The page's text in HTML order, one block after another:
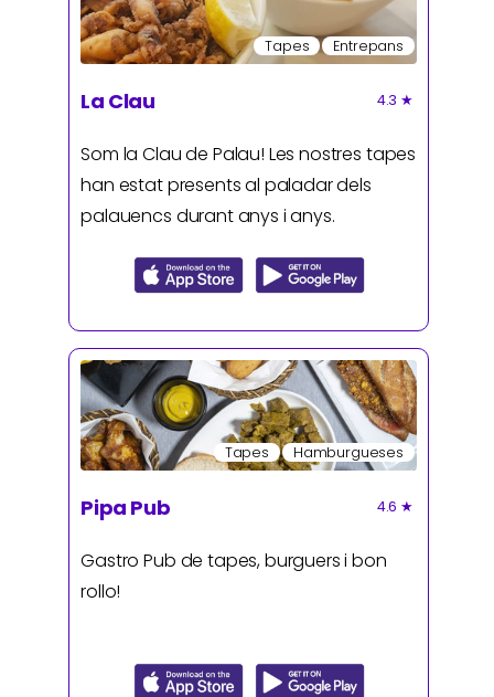
Tapes Entrepans
La Clau 4.3 ★
Som la Clau de Palau! Les nostres tapes
han estat presents al paladar dels
palauencs durant anys i anys.
Tapes Hamburgueses
Pipa Pub 4.6 ★
Gastro Pub de tapes, burguers i bon
rollo!